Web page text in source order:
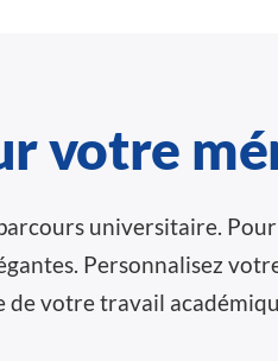
votre
universitaire.
Personnalisez
de votre travail